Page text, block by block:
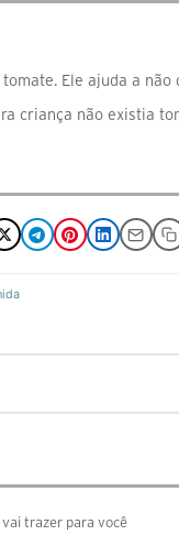
Ele ajuda a
criança não existia
vai trazer para você